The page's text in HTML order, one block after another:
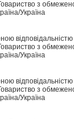
з
Україна
з
Україна
з
Україна